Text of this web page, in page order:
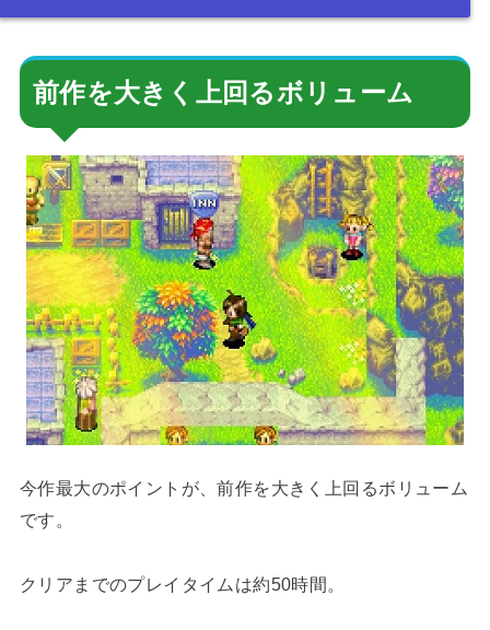
前作を大きく上回るボリューム
今作最大のポイントが、前作を大きく上回るボリューム
です。
クリアまでのプレイタイムは約50時間。